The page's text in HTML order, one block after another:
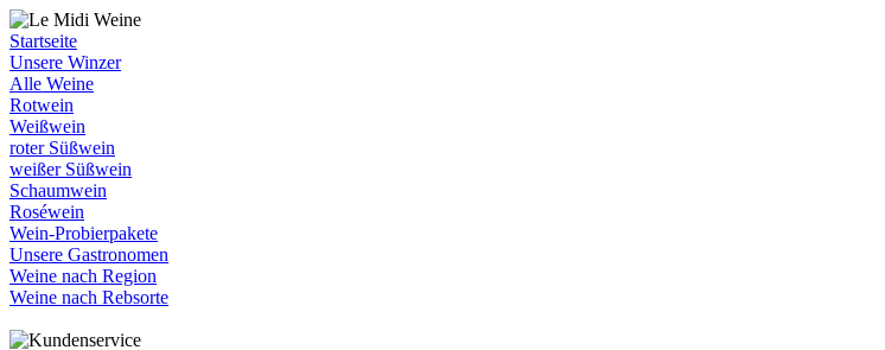
Startseite
Unsere Winzer
Alle Weine
Rotwein
Weißwein
roter Süßwein
weißer Süßwein
Schaumwein
Roséwein
Wein-Probierpakete
Unsere Gastronomen
Weine nach Region
Weine nach Rebsorte